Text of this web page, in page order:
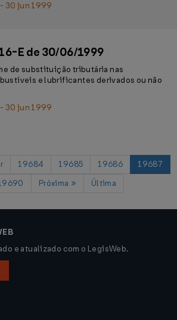
30 jun 1999
E de 30/06/1999
de substituição tributária nas
e lubrificantes derivados ou não
30 jun 1999
19684 19685 19686
19687
Próxima Última
e atualizado com o LegisWeb.